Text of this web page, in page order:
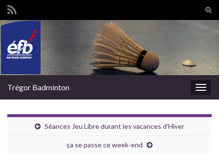
Trégor Badminton
Séances Jeu Libre durant les vacances d’Hiver
ça se passe ce week-end